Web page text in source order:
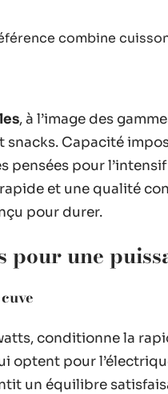
combine
, à l’image des
snacks. Capacité
pensées pour
et une qualité
pour durer.
pour une
conditionne la
optent pour
un équilibre